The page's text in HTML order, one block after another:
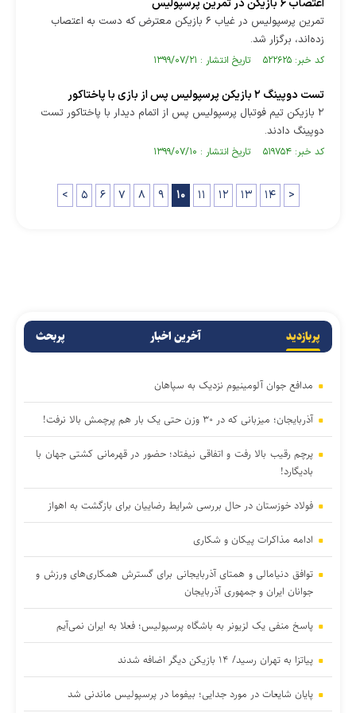
اعتصاب ۶ بازیکن در تمرین پرسپولیس
تمرین پرسپولیس در غیاب ۶ بازیکن معترض که دست به اعتصاب
زده‌اند، برگزار شد.
کد خبر: ۵۲۲۶۲۵ تاریخ انتشار : ۱۳۹۹/۰۷/۲۱
تست دوپینگ ۲ بازیکن پرسپولیس پس از بازی با پاختاکور
۲ بازیکن تیم فوتبال پرسپولیس پس از اتمام دیدار با پاختاکور تست
دوپینگ دادند.
کد خبر: ۵۱۹۷۵۴ تاریخ انتشار : ۱۳۹۹/۰۷/۱۰
< ۵ ۶ ۷ ۸ ۹ ۱۰ ۱۱ ۱۲ ۱۳ ۱۴ >
پربازدید آخرین اخبار پربحث
مدافع جوان آلومینیوم نزدیک به سپاهان
آذربایجان؛ میزبانی که در ۳۰ وزن حتی یک بار هم پرچمش بالا نرفت!
پرچم رقیب بالا رفت و اتفاقی نیفتاد؛ حضور در قهرمانی کشتی جهان با
بادیگارد!
فولاد خوزستان در حال بررسی شرایط رضاییان برای بازگشت به اهواز
ادامه مذاکرات پیکان و شکاری
توافق دنیامالی و همتای آذربایجانی برای گسترش همکاری‌های ورزش و
جوانان ایران و جمهوری آذربایجان
پاسخ منفی یک لزیونر به باشگاه پرسپولیس؛ فعلا به ایران نمی‌آیم
پیاتزا به تهران رسید/ ۱۴ بازیکن دیگر اضافه شدند
پایان شایعات در مورد جدایی؛ بیفوما در پرسپولیس ماندنی شد